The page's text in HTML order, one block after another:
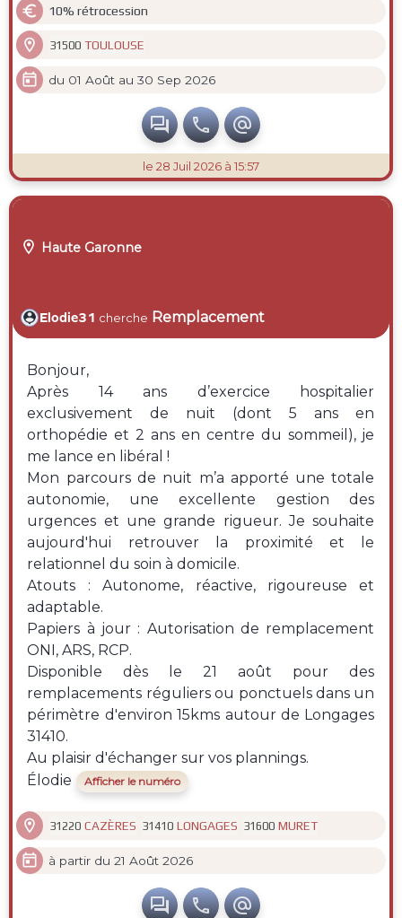
 10% rétrocession
 31500 TOULOUSE
 du 01 Août au 30 Sep 2026
  
le 28 Juil 2026 à 15:57
 Haute Garonne
Elodie31 cherche Remplacement
Bonjour,
Après 14 ans d’exercice hospitalier
exclusivement de nuit (dont 5 ans en
orthopédie et 2 ans en centre du sommeil), je
me lance en libéral !
Mon parcours de nuit m’a apporté une totale
autonomie, une excellente gestion des
urgences et une grande rigueur. Je souhaite
aujourd'hui retrouver la proximité et le
relationnel du soin à domicile.
Atouts : Autonome, réactive, rigoureuse et
adaptable.
Papiers à jour : Autorisation de remplacement
ONI, ARS, RCP.
Disponible dès le 21 août pour des
remplacements réguliers ou ponctuels dans un
périmètre d'environ 15kms autour de Longages
31410.
Au plaisir d'échanger sur vos plannings.
Élodie
Afficher le numéro
 31220 CAZÈRES 31410 LONGAGES 31600 MURET
 à partir du 21 Août 2026
  